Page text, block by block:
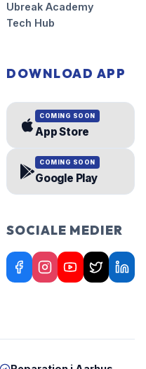
Ubreak Academy
Tech Hub
DOWNLOAD APP
COMING SOON
App Store
COMING SOON
Google Play
SOCIALE MEDIER